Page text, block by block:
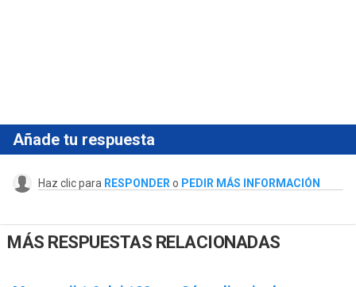
Añade tu respuesta
Haz clic para RESPONDER o PEDIR MÁS INFORMACIÓN
MÁS RESPUESTAS RELACIONADAS